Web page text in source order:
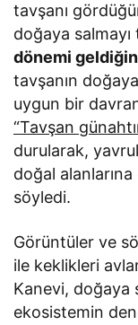
tavşanı
doğaya
dönemi
tavşanın
uygun bir
“Tavşan
durularak,
doğal
söyledi.
Görüntüler ve
ile keklikleri
Kanevi, doğaya
ekosistemin